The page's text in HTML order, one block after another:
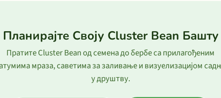
Планирајте Своју Cluster Bean Башту
Пратите Cluster Bean од семена до бербе са прилагођеним
мраза, саветима за заливање и визуелизацијом
у друштву.